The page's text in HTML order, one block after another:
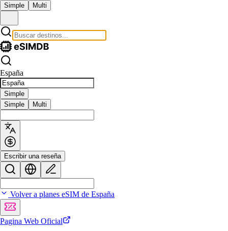
Simple Multi
España
Simple
Simple
Multi
Escribir una reseña
Volver a planes eSIM de España
Pagina Web Oficial